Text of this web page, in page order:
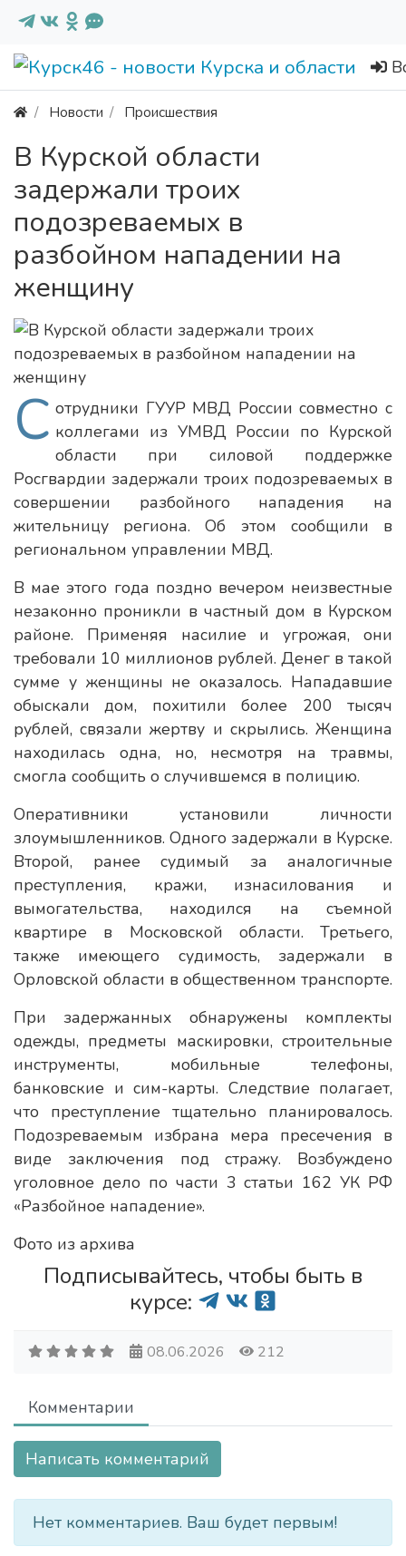
Новости Происшествия
В Курской области
задержали троих
подозреваемых в
разбойном нападении на
женщину
С отрудники ГУУР МВД России совместно с
коллегами из УМВД России по Курской
области при силовой поддержке
Росгвардии задержали троих подозреваемых в
совершении разбойного нападения на
жительницу региона. Об этом сообщили в
региональном управлении МВД.
В мае этого года поздно вечером неизвестные
незаконно проникли в частный дом в Курском
районе. Применяя насилие и угрожая, они
требовали 10 миллионов рублей. Денег в такой
сумме у женщины не оказалось. Нападавшие
обыскали дом, похитили более 200 тысяч
рублей, связали жертву и скрылись. Женщина
находилась одна, но, несмотря на травмы,
смогла сообщить о случившемся в полицию.
Оперативники установили личности
злоумышленников. Одного задержали в Курске.
Второй, ранее судимый за аналогичные
преступления, кражи, изнасилования и
вымогательства, находился на съемной
квартире в Московской области. Третьего,
также имеющего судимость, задержали в
Орловской области в общественном транспорте.
При задержанных обнаружены комплекты
одежды, предметы маскировки, строительные
инструменты, мобильные телефоны,
банковские и сим-карты. Следствие полагает,
что преступление тщательно планировалось.
Подозреваемым избрана мера пресечения в
виде заключения под стражу. Возбуждено
уголовное дело по части 3 статьи 162 УК РФ
«Разбойное нападение».
Фото из архива
Подписывайтесь, чтобы быть в
курсе:
08.06.2026 212
Комментарии
Написать комментарий
Нет комментариев. Ваш будет первым!